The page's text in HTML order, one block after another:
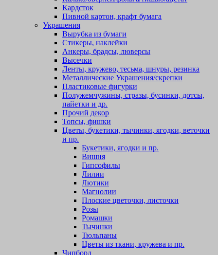
Кардсток
Пивной картон, крафт бумага
Украшения
Вырубка из бумаги
Стикеры, наклейки
Анкеры, брадсы, люверсы
Высечки
Ленты, кружево, тесьма, шнуры, резинка
Металлические Украшения/скрепки
Пластиковые фигурки
Полужемчужины, стразы, бусинки, дотсы,
пайетки и др.
Прочий декор
Топсы, фишки
Цветы, букетики, тычинки, ягодки, веточки
и пр.
Букетики, ягодки и пр.
Вишня
Гипсофилы
Лилии
Лютики
Магнолии
Плоские цветочки, листочки
Розы
Ромашки
Тычинки
Тюльпаны
Цветы из ткани, кружева и пр.
Чипборд